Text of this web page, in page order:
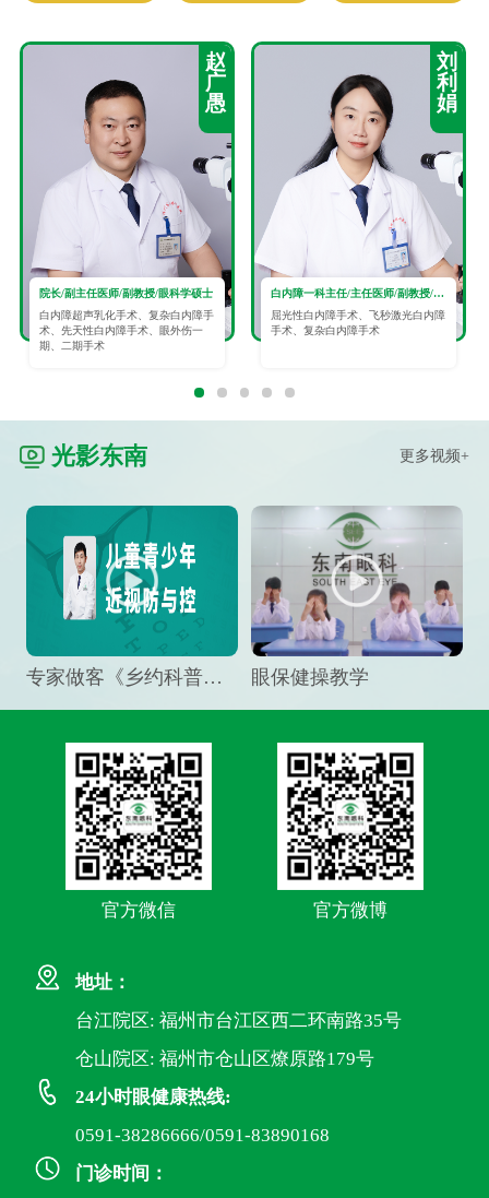
赵
广
愚
院长/副主任医师/副教授/眼科学硕士
白内障超声乳化手术、复杂白内障手
术、先天性白内障手术、眼外伤一
期、二期手术
刘
利
娟
白内障一科主任/主任医师/副教授/眼科学硕士
屈光性白内障手术、飞秒激光白内障
手术、复杂白内障手术
光影东南 更多视频+
专家做客《乡约科普》栏目，预防孩子近视竟然这么“简单” 眼保健操教学
官方微信 官方微博
地址：
台江院区: 福州市台江区西二环南路35号
仓山院区: 福州市仓山区燎原路179号
24小时眼健康热线:
0591-38286666/0591-83890168
门诊时间：